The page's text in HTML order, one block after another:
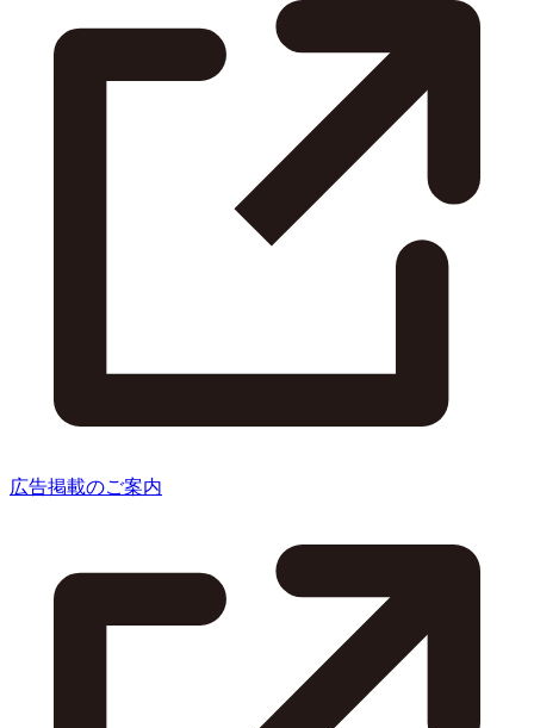
広告掲載のご案内